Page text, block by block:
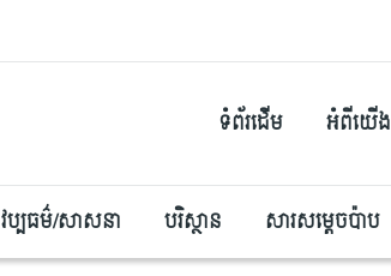
ទំព័រដើម អំពីយើង
វប្បធម៌/សាសនា បរិស្ថាន សារសម្តេចប៉ាប